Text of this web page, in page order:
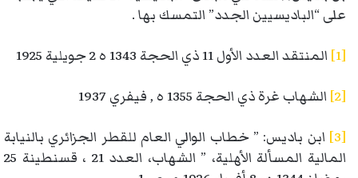
على “الباديسيين الجدد” التمسك بها .
[1]
المنتقد العدد الأول 11 ذي الحجة 1343 ه 2 جويلية 1925
[2]
الشهاب غرة ذي الحجة 1355 ه , فيفري 1937
[3]
ابن بادیس: ” خطاب الوالي العام للقطر الجزائري بالنیابة
المالیة المسألة الأھلیة، ” الشھاب، العدد 21 ، قسنطینة 25